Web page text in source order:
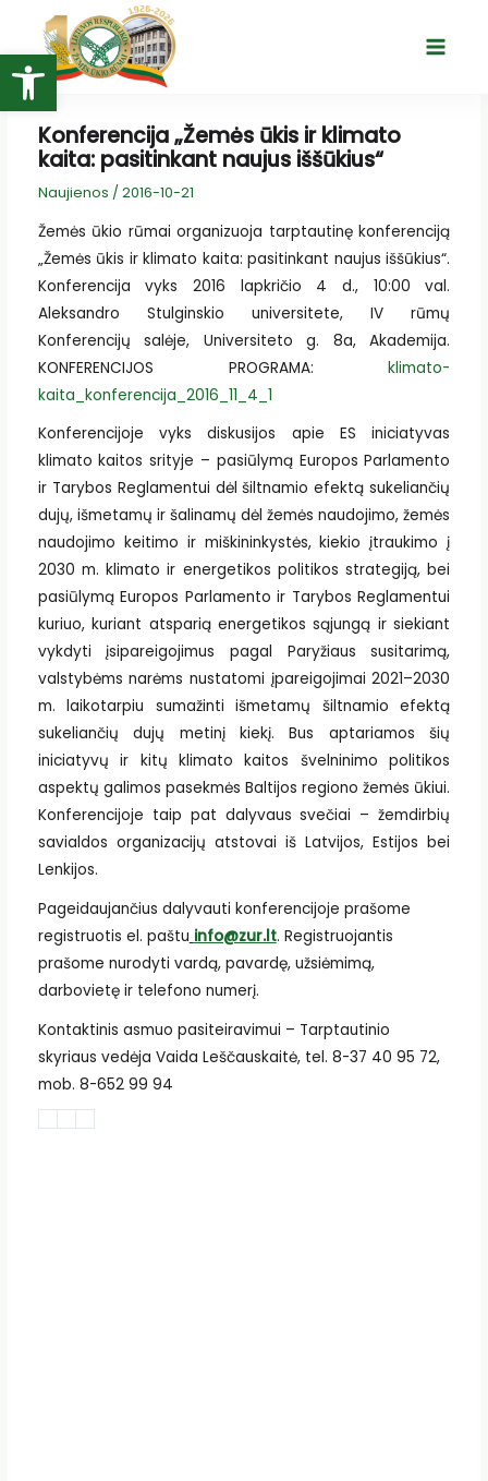
Open toolbar
turinio
Main
Konferencija „Žemės ūkis ir klimato
kaita: pasitinkant naujus iššūkius“
Naujienos / 2016-10-21
Žemės ūkio rūmai organizuoja tarptautinę konferenciją
„Žemės ūkis ir klimato kaita: pasitinkant naujus iššūkius“.
Konferencija vyks 2016 lapkričio 4 d., 10:00 val.
Aleksandro Stulginskio universitete, IV rūmų
Konferencijų salėje, Universiteto g. 8a, Akademija.
KONFERENCIJOS PROGRAMA:klimato-
kaita_konferencija_2016_11_4_1
Konferencijoje vyks diskusijos apie ES iniciatyvas
klimato kaitos srityje – pasiūlymą Europos Parlamento
ir Tarybos Reglamentui dėl šiltnamio efektą sukeliančių
dujų, išmetamų ir šalinamų dėl žemės naudojimo, žemės
naudojimo keitimo ir miškininkystės, kiekio įtraukimo į
2030 m. klimato ir energetikos politikos strategiją, bei
pasiūlymą Europos Parlamento ir Tarybos Reglamentui
kuriuo, kuriant atsparią energetikos sąjungą ir siekiant
vykdyti įsipareigojimus pagal Paryžiaus susitarimą,
valstybėms narėms nustatomi įpareigojimai 2021–2030
m. laikotarpiu sumažinti išmetamų šiltnamio efektą
sukeliančių dujų metinį kiekį. Bus aptariamos šių
iniciatyvų ir kitų klimato kaitos švelninimo politikos
aspektų galimos pasekmės Baltijos regiono žemės ūkiui.
Konferencijoje taip pat dalyvaus svečiai – žemdirbių
savialdos organizacijų atstovai iš Latvijos, Estijos bei
Lenkijos.
Pageidaujančius dalyvauti konferencijoje prašome
registruotis el. paštu info@zur.lt. Registruojantis
prašome nurodyti vardą, pavardę, užsiėmimą,
darbovietę ir telefono numerį.
Kontaktinis asmuo pasiteiravimui – Tarptautinio
skyriaus vedėja Vaida Leščauskaitė, tel. 8-37 40 95 72,
mob. 8-652 99 94